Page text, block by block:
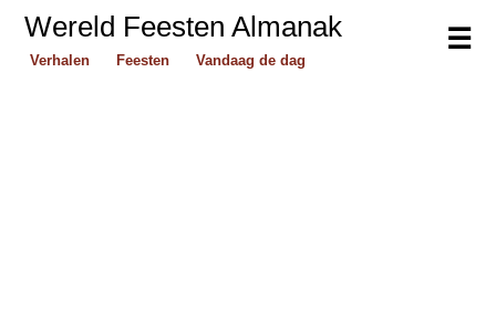
☰
Wereld Feesten Almanak
Verhalen Feesten Vandaag de dag